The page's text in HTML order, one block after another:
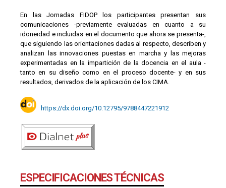
En las Jornadas FIDOP los participantes presentan sus
comunicaciones -previamente evaluadas en cuanto a su
idoneidad e incluidas en el documento que ahora se presenta-,
que siguiendo las orientaciones dadas al respecto, describen y
analizan las innovaciones puestas en marcha y las mejoras
experimentadas en la impartición de la docencia en el aula -
tanto en su diseño como en el proceso docente- y en sus
resultados, derivados de la aplicación de los CIMA.
https://dx.doi.org/10.12795/9788447221912
ESPECIFICACIONES TÉCNICAS